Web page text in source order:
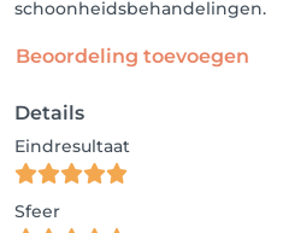
schoonheidsbehandelingen.
Beoordeling toevoegen
Details
Eindresultaat
Sfeer